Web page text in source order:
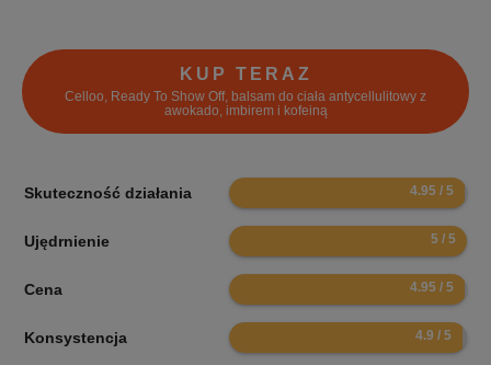
KUP TERAZ
Celloo, Ready To Show Off, balsam do ciała antycellulitowy z
awokado, imbirem i kofeiną
Skuteczność działania 9.9
Ujędrnienie 10
Cena 9.9
Konsystencja 9.8